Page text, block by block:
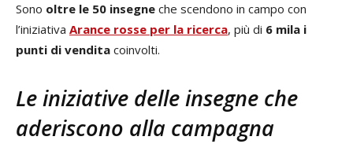
Sono oltre le 50 insegne che scendono in campo con
l’iniziativa Arance rosse per la ricerca, più di 6 mila i
punti di vendita coinvolti.
Le iniziative delle insegne che
aderiscono alla campagna